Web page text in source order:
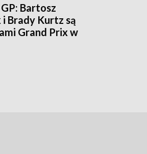
Bartosz
Brady Kurtz są
Grand Prix w